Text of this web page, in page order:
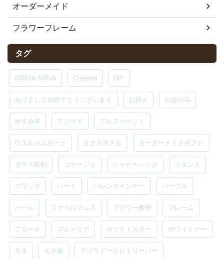
オーダーメイド
フラワーフレーム
タグ
COSTA NOVA Creema DIY
あけましておめでとうございます お供え お盆の花
かすみ草 アジサイ アルファベット
ウエルカムボード オクタホテル オーダーメイドギフト
ガラス彫刻 コサージュ シャビーシック スタンド
スワッグ ハート バレンタインデー パープル
パール ファベルフェス フラワー教室 フレーム
ブローチ プルメリア ホワイトスター ホワイトデー
モネ モネ展 ラブラドールレトリーバー